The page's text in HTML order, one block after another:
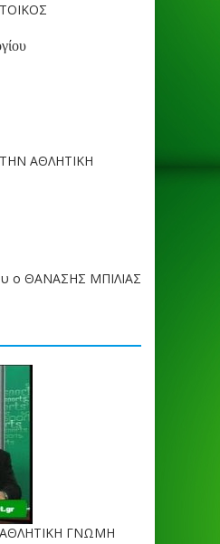
ΑΘΛΗΤΙΚΗ
ο ΘΑΝΑΣΗΣ ΜΠΙΛΙΑΣ
ΓΝΩΜΗ